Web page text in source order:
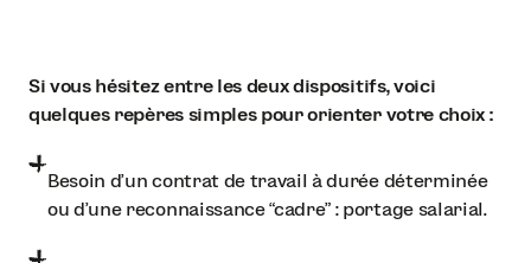
Si vous hésitez entre les deux dispositifs, voici
quelques repères simples pour orienter votre choix :
Besoin d’un contrat de travail à durée déterminée
ou d’une reconnaissance “cadre” : portage salarial.